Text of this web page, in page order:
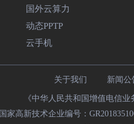
国外云算力
动态PPTP
云手机
关于我们 新闻公
《中华人民共和国增值电信
国家高新技术企业编号：